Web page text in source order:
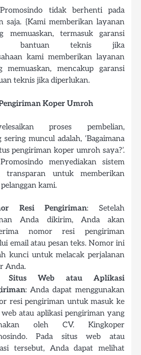
tidak berhenti pada
saja. {Kami memberikan layanan
memuaskan, termasuk garansi
bantuan teknis jika
kami memberikan layanan
mencakup garansi
teknis jika diperlukan.
Koper Umroh
proses pembelian,
muncul adalah, ‘Bagaimana
pengiriman koper umroh saya?’.
menyediakan sistem
transparan untuk memberikan
kami.
Resi Pengiriman: Setelah
Anda dikirim, Anda akan
nomor resi pengiriman
email atau pesan teks. Nomor ini
kunci untuk melacak perjalanan
Anda.
Situs Web atau Aplikasi
: Anda dapat menggunakan
resi pengiriman untuk masuk ke
atau aplikasi pengiriman yang
oleh CV. Kingkoper
Pada situs web atau
tersebut, Anda dapat melihat